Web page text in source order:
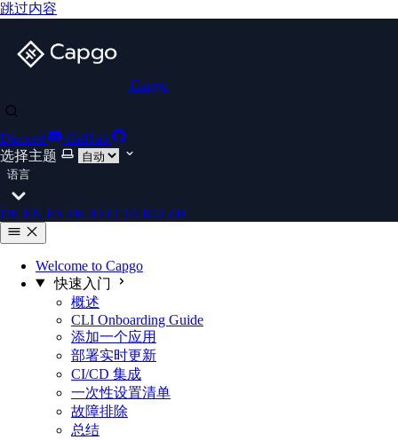
跳过内容
Capgo
Discord
GitHub
选择主题
语言
DE EN ES FR ID IT JA KO ZH
Welcome to Capgo
快速入门
概述
CLI Onboarding Guide
添加一个应用
部署实时更新
CI/CD 集成
一次性设置清单
故障排除
总结